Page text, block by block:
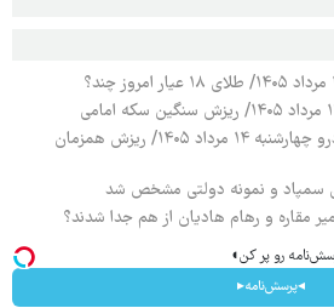
قیمت محصولات ایران خودرو چهارشنبه ۱۴ مرداد ۱۴۰۵/ ریزش همزمان
سمپاد و نمونه دولتی مشخص شد
مقاره و رهام هادیان از هم جدا شدند؟
رو پر کن◖
◂پرسش‌نامه▸